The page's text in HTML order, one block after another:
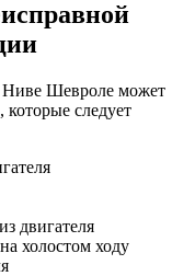
Ниве Шевроле может
следует
двигателя
холостом ходу